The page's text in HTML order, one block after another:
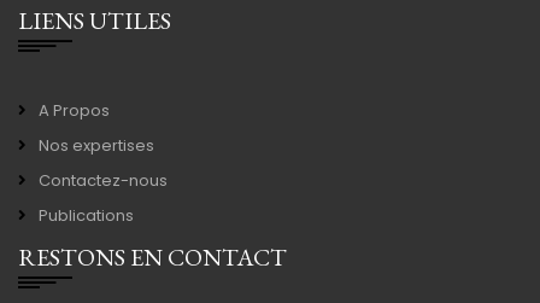
LIENS UTILES
A Propos
Nos expertises
Contactez-nous
Publications
RESTONS EN CONTACT